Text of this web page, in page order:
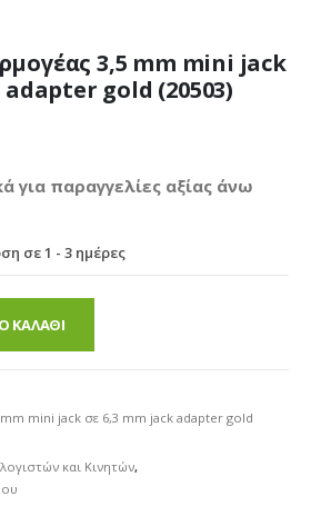
3,5 mm mini jack
gold (20503)
για παραγγελίες αξίας άνω
σε 1 - 3 ημέρες
ΚΑΛΆΘΙ
mini jack σε 6,3 mm jack adapter gold
και Κινητών,